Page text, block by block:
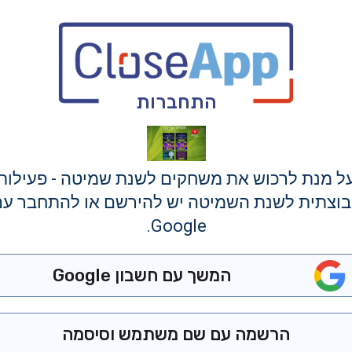
התחברות
מנת לרכוש את משחקים לשנת שמיטה -
לשנת השמיטה יש להירשם או להתחבר
Google.
המשך עם חשבון Google
הרשמה עם שם משתמש וסיסמה